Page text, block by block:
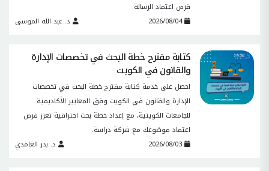
فرص اعتماد الرسالة.
2026/08/04
د. عبد الله الموسى
كتابة مقترح خطة البحث في تخصصات الإدارة
والقانون في الكويت
احصل على خدمة كتابة مقترح خطة البحث في تخصصات
الإدارة والقانون في الكويت وفق المعايير الأكاديمية
للجامعات الكويتية، مع إعداد خطة بحث احترافية تعزز فرص
اعتماد موضوعك مع شركة دراسة.
د. بدر الغامدي